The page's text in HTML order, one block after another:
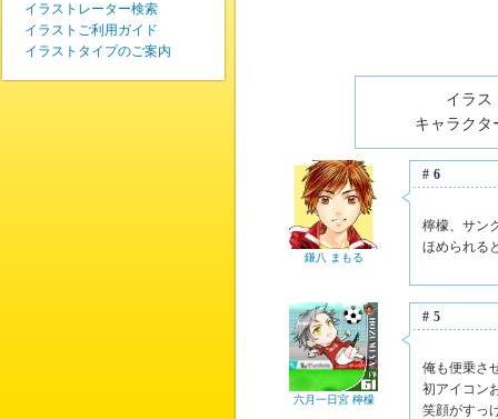
イラス
キャラクタ
鎌八 まもる
#6
檸檬、サン
ほめられる
六月一日宮 檸檬
#5
俺も便乗さ
初アイコン
笑顔がすっ
イラストレーター検索
イラストご利用ガイド
イラストタイプのご案内